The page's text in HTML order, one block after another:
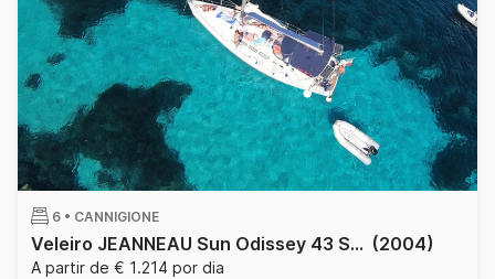
6 • CANNIGIONE
Veleiro JEANNEAU Sun Odissey 43 Scugnizza 13.5m (2004)
A partir de € 1.214 por dia